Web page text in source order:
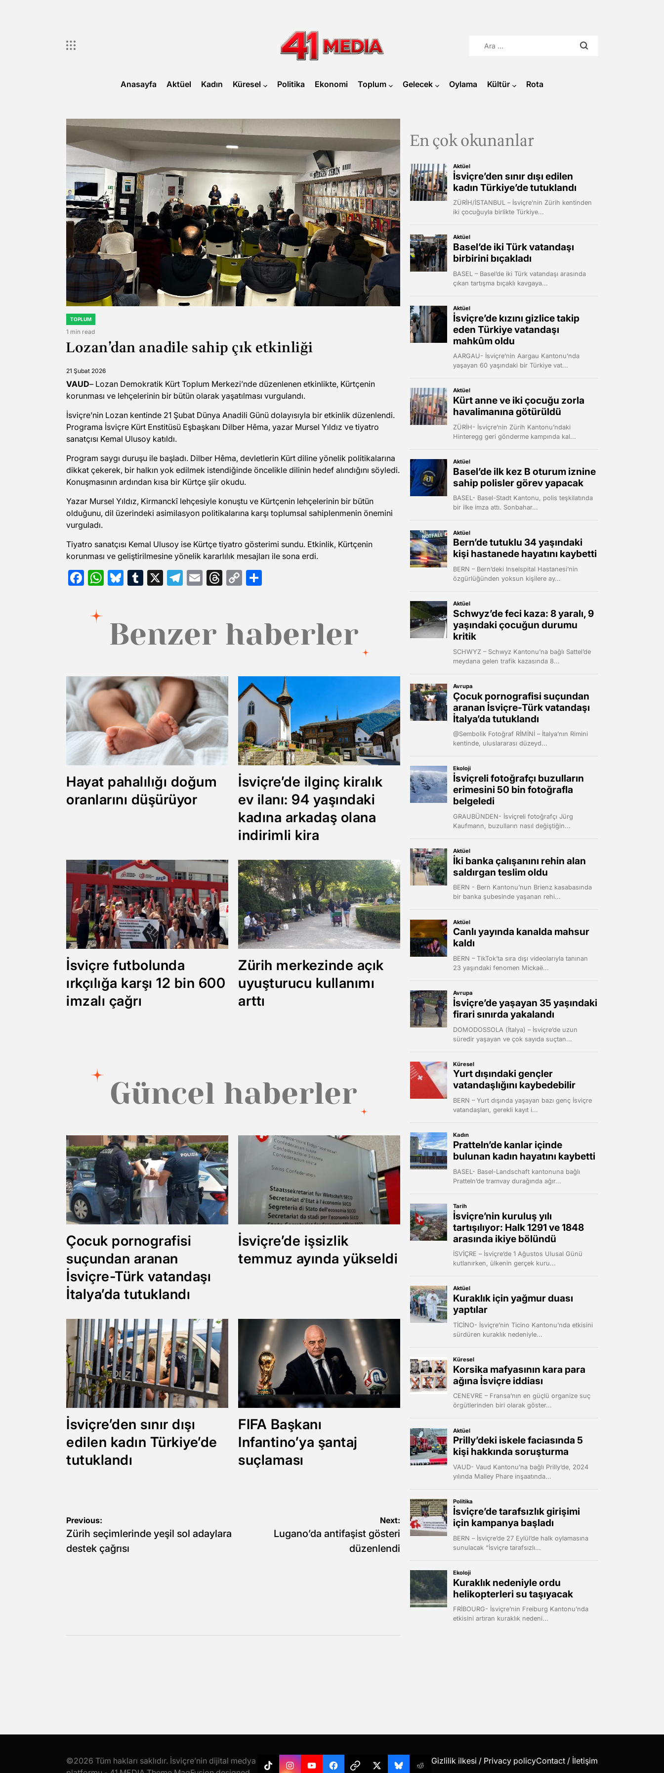
Arama:
Anasayfa Aktüel Kadın Küresel Politika Ekonomi Toplum Gelecek Oylama Kültür Rota
POSTED
IN
TOPLUM
Estimated
read
time
1 min read
Lozan’dan anadile sahip çık etkinliği
21 Şubat 2026
VAUD– Lozan Demokratik Kürt Toplum Merkezi’nde düzenlenen etkinlikte, Kürtçenin
korunması ve lehçelerinin bir bütün olarak yaşatılması vurgulandı.
İsviçre’nin Lozan kentinde 21 Şubat Dünya Anadili Günü dolayısıyla bir etkinlik düzenlendi.
Programa İsviçre Kürt Enstitüsü Eşbaşkanı Dilber Hêma, yazar Mursel Yıldız ve tiyatro
sanatçısı Kemal Ulusoy katıldı.
Program saygı duruşu ile başladı. Dilber Hêma, devletlerin Kürt diline yönelik politikalarına
dikkat çekerek, bir halkın yok edilmek istendiğinde öncelikle dilinin hedef alındığını söyledi.
Konuşmasının ardından kısa bir Kürtçe şiir okudu.
Yazar Mursel Yıldız, Kirmanckî lehçesiyle konuştu ve Kürtçenin lehçelerinin bir bütün
olduğunu, dil üzerindeki asimilasyon politikalarına karşı toplumsal sahiplenmenin önemini
vurguladı.
Tiyatro sanatçısı Kemal Ulusoy ise Kürtçe tiyatro gösterimi sundu. Etkinlik, Kürtçenin
korunması ve geliştirilmesine yönelik kararlılık mesajları ile sona erdi.
Facebook
WhatsApp
Bluesky
Tumblr
X Telegram
EmailThreads
Copy
Benzer haberler
Hayat pahalılığı doğum
oranlarını düşürüyor
İsviçre’de ilginç kiralık
ev ilanı: 94 yaşındaki
kadına arkadaş olana
indirimli kira
İsviçre futbolunda
ırkçılığa karşı 12 bin 600
imzalı çağrı
Zürih merkezinde açık
uyuşturucu kullanımı
arttı
Güncel haberler
Çocuk pornografisi
suçundan aranan
İsviçre-Türk vatandaşı
İtalya’da tutuklandı
İsviçre’de işsizlik
temmuz ayında yükseldi
İsviçre’den sınır dışı
edilen kadın Türkiye’de
tutuklandı
FIFA Başkanı
Infantino’ya şantaj
suçlaması
Yazı
gezinmesi
Previous:
Zürih seçimlerinde yeşil sol adaylara
destek çağrısı
Next:
Lugano’da antifaşist gösteri
düzenlendi
En çok okunanlar
©2026 Tüm hakları saklıdır. İsviçre’nin dijital medya
TiktokInstagramYouTubeFacebookThreads
X BlueskyReddit
Gizlilik ilkesi / Privacy policyContact / İletişim